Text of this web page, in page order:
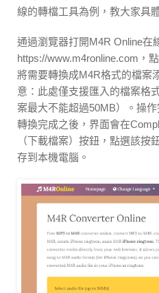
線的轉檔工具為例，教大家具
通過瀏覽器打開M4R Online在
https://www.m4ronline.com，
將需要轉換成M4R格式的檔案
意：此處僅支援匯入的檔案格
案最大不能超過50MB）。操
轉換完成之後，界面會在
（下載檔案）按鈕，點選該按
存到本機電腦。